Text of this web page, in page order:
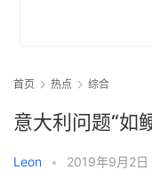
首页 热点 综合
意大利问题“如
Leon • 2019年9月2